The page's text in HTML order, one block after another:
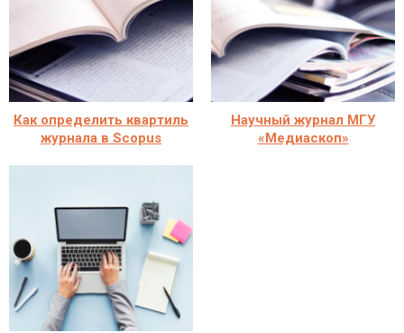
Как определить квартиль
журнала в Scopus
Научный журнал МГУ
«Медиаскоп»